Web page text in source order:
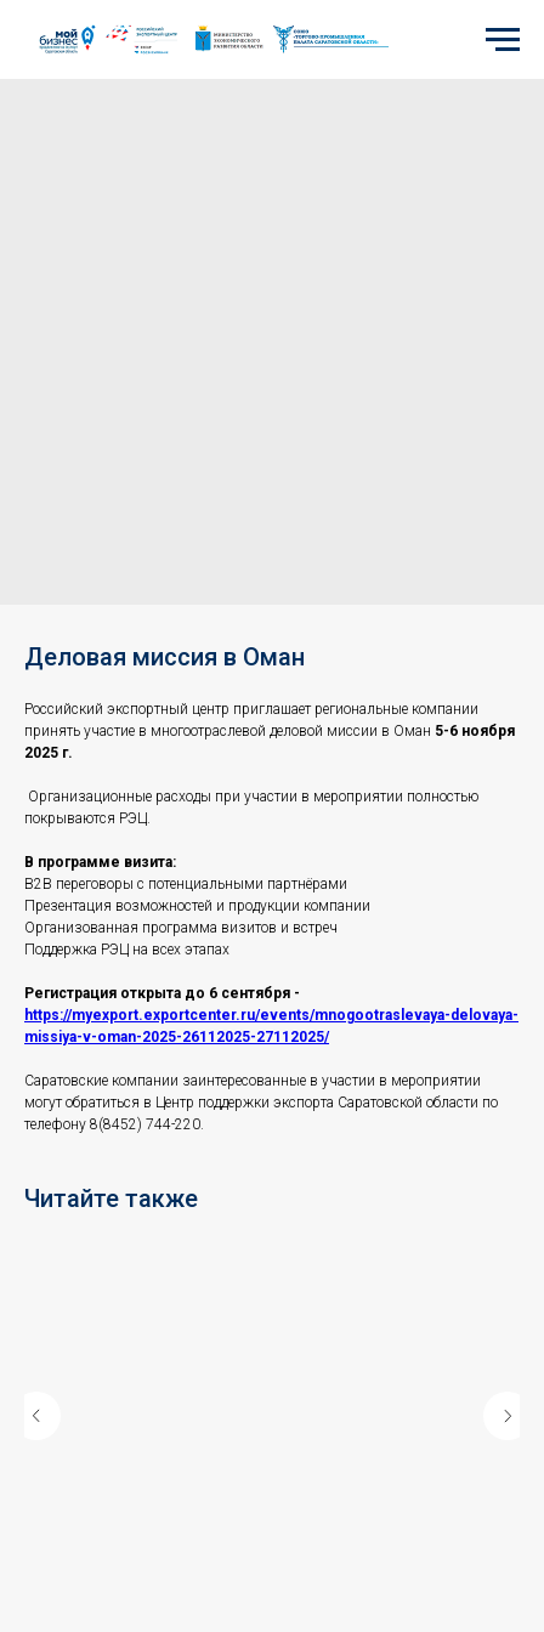
Деловая миссия в Оман
Российский экспортный центр приглашает региональные компании
принять участие в многоотраслевой деловой миссии в Оман 5-6 ноября
2025 г.
Организационные расходы при участии в мероприятии полностью
покрываются РЭЦ.
В программе визита:
B2B переговоры с потенциальными партнёрами
Презентация возможностей и продукции компании
Организованная программа визитов и встреч
Поддержка РЭЦ на всех этапах
Регистрация открыта до 6 сентября -
https://myexport.exportcenter.ru/events/mnogootraslevaya-delovaya-
missiya-v-oman-2025-26112025-27112025/
Саратовские компании заинтересованные в участии в мероприятии
могут обратиться в Центр поддержки экспорта Саратовской области по
телефону 8(8452) 744-220.
Читайте также